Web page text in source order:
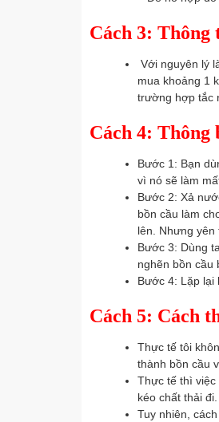
Cách 3: Thông
Với nguyên lý
mua khoảng 1
trường hợp tắc
Cách 4: Thông
Bước 1: Bạn
vì nó sẽ làm
Bước 2: Xả
bồn cầu làm
lên. Nhưng yên
Bước 3: Dùng
nghẽn bồn cầu
Bước 4: Lặp lại
Cách 5: Cách
Thực tế tôi
thành bồn cầu
Thực tế thì việc
kéo chất thải
Tuy nhiên,